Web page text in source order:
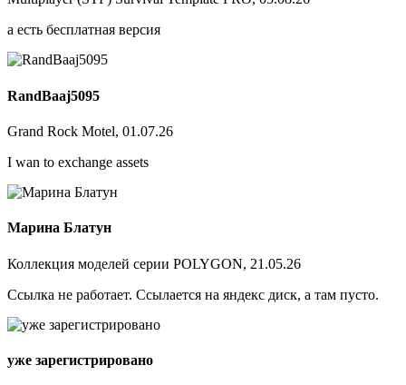
а есть бесплатная версия
RandBaaj5095
Grand Rock Motel, 01.07.26
I wan to exchange assets
Марина Блатун
Коллекция моделей серии POLYGON, 21.05.26
Ссылка не работает. Ссылается на яндекс диск, а там пусто.
уже зарегистрировано